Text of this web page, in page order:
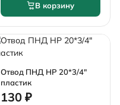
В корзину
Отвод ПНД НР 20*3/4"
пластик
130 ₽